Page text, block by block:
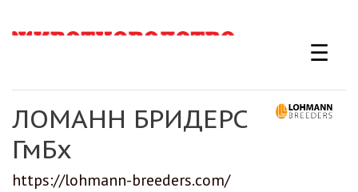
к
☰
ЛОМАНН БРИДЕРС
ГмБх
https://lohmann-breeders.com/